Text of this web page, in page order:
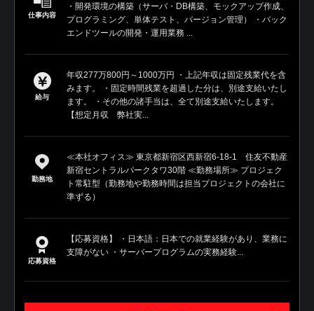
仕事内容
・開発環境の構築（サーバ・DB構築、モックアップ作成、
プログラミング、単体テスト、バージョン管理） ・バック
エンドツールの開発・運用業務 ...
給与
年収277万800円～1000万円 ・上記年収は固定残業代を含
みます。 ・固定時間残業を超過した分は、別途支給いたし
ます。 ・その他の諸手当は、全て別途支給いたします。
【想定月収 弊社実...
勤務地
≪本社オフィス≫ 東京都新宿区西新宿6-18-1 住友不動産
新宿セントラルパークタワ30階 ≪勤務場所≫ プロジェク
ト常駐型（勤務地や勤務時間は担当プロジェクトの会社に
準ずる）
応募資格
【応募資格】 ・日本語：日本での就業経験があり、業務に
支障がない ・サーバープログラムの実務経験...